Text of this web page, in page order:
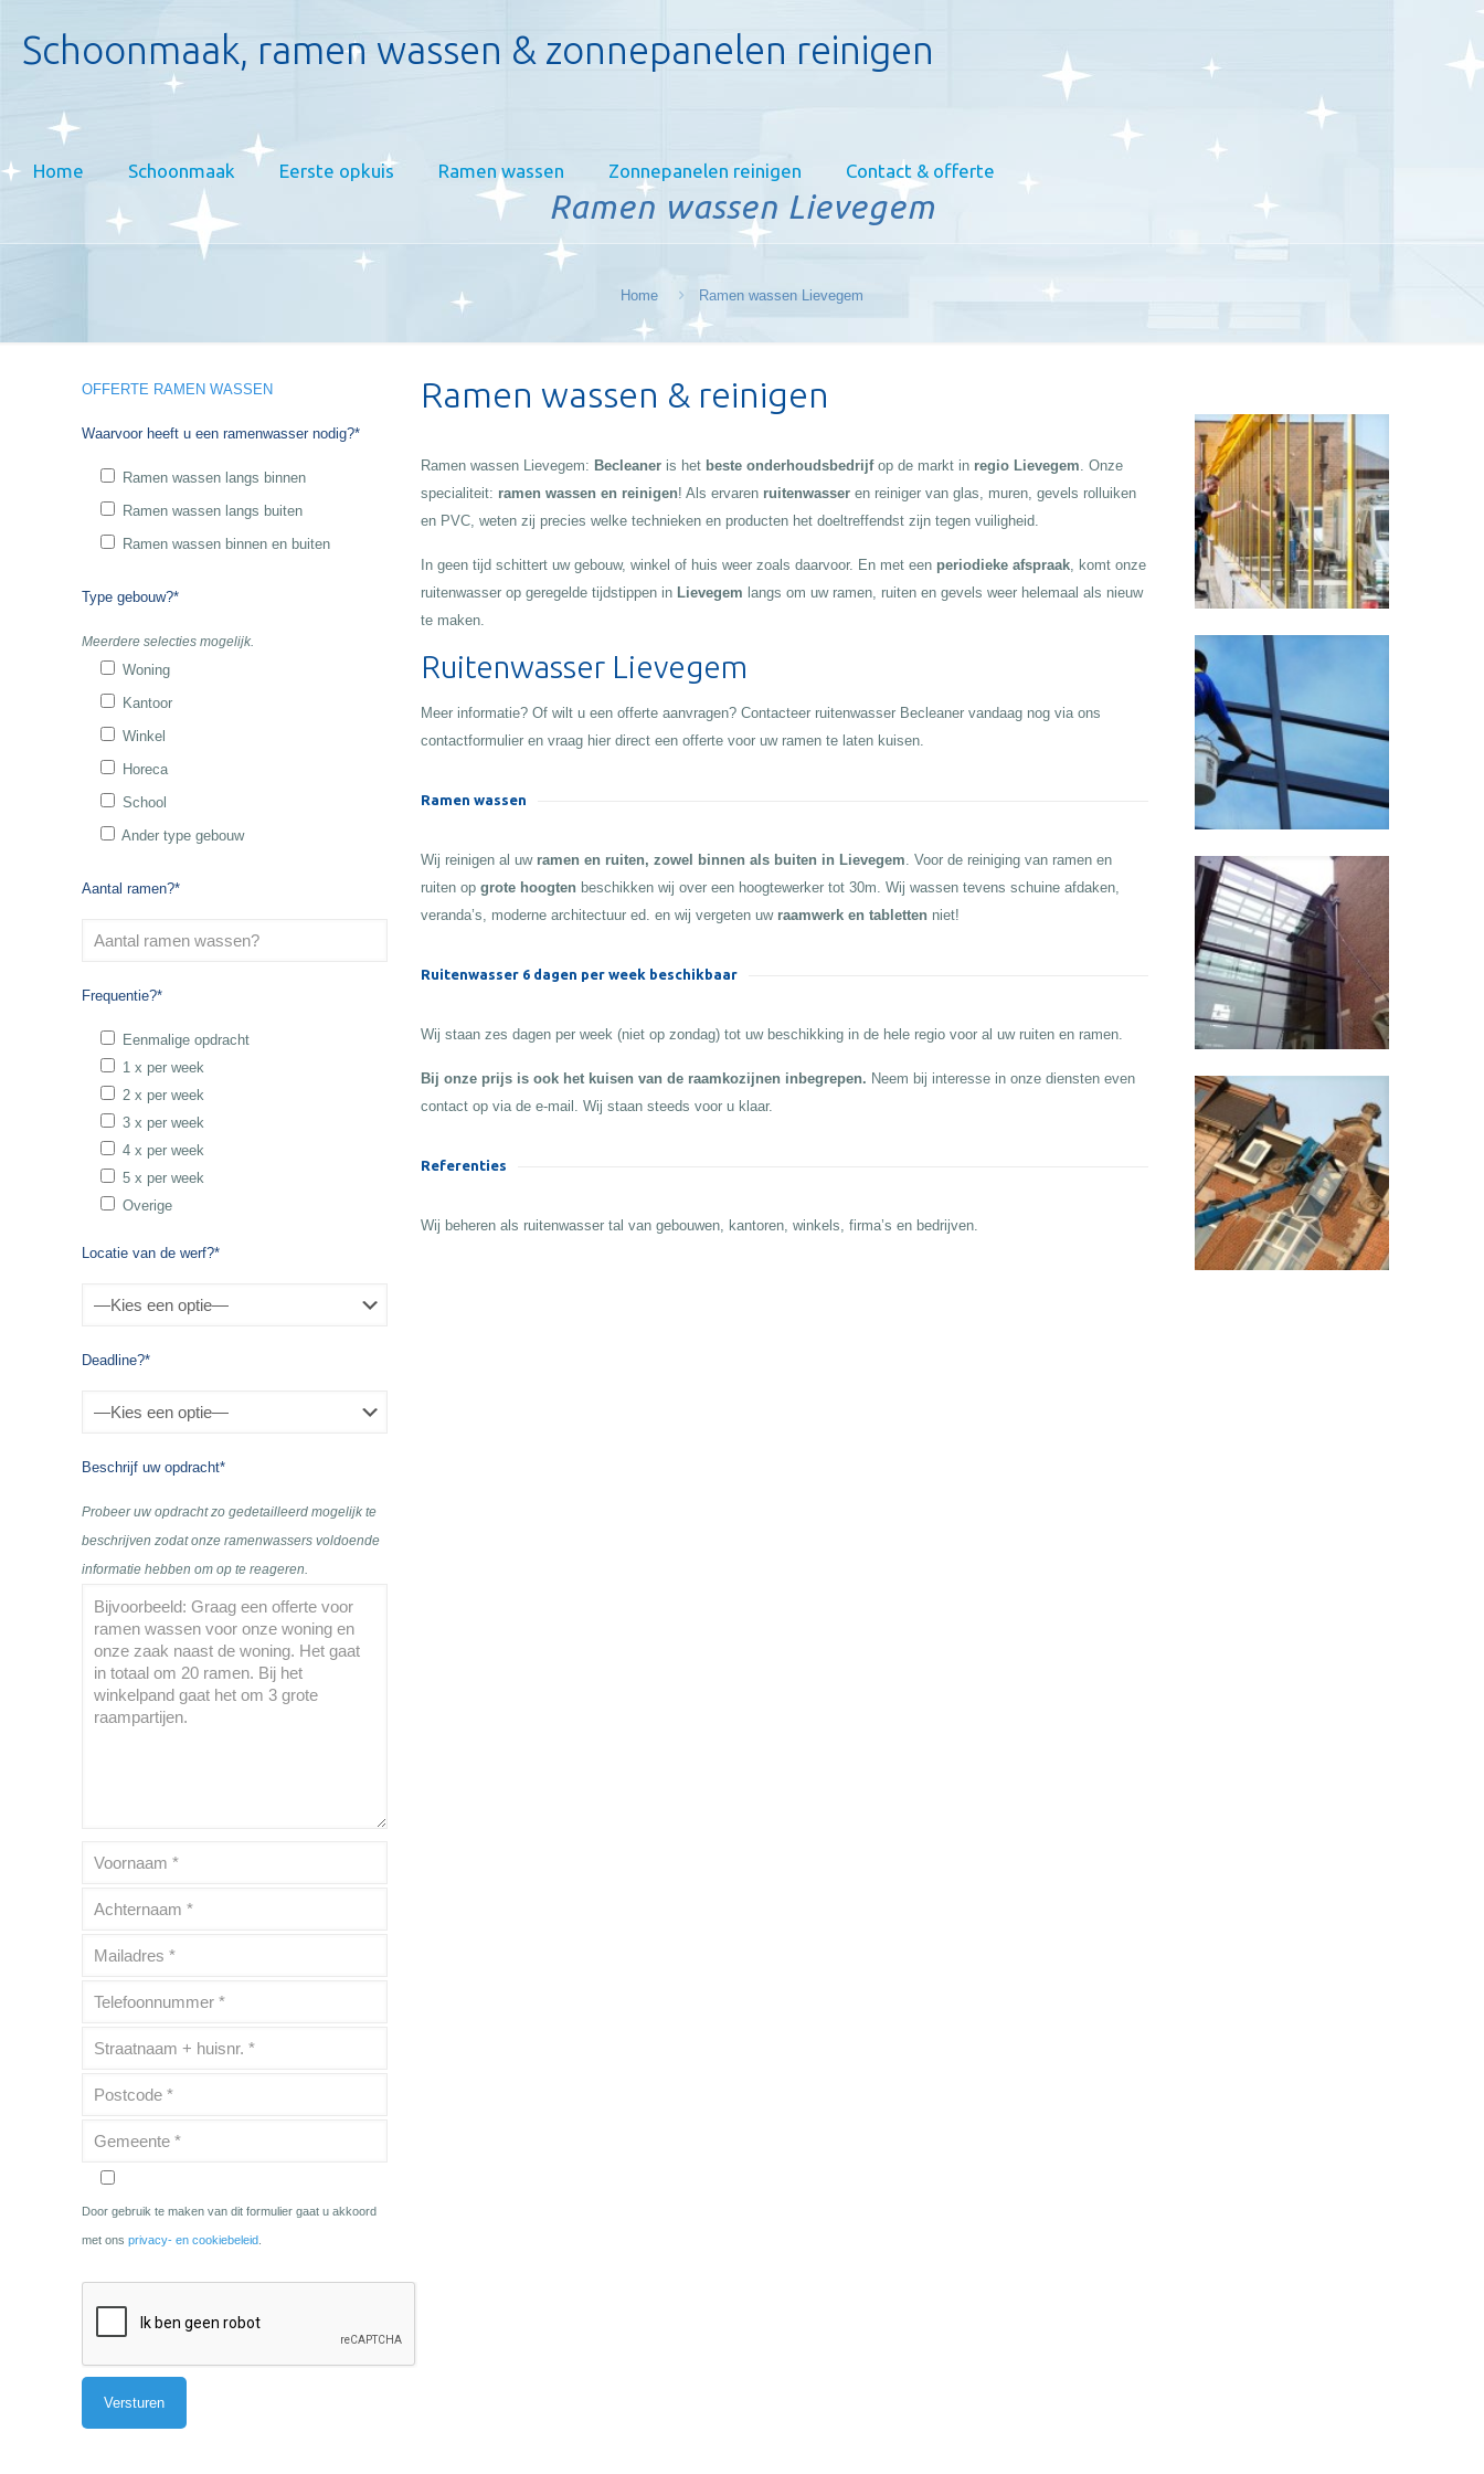
Schoonmaak, ramen wassen & zonnepanelen reinigen
Home Schoonmaak Eerste opkuis Ramen wassen Zonnepanelen reinigen Contact & offerte
Ramen wassen Lievegem
Home Ramen wassen Lievegem
OFFERTE RAMEN WASSEN
Waarvoor heeft u een ramenwasser nodig?*
Ramen wassen langs binnen
Ramen wassen langs buiten
Ramen wassen binnen en buiten
Type gebouw?*
Meerdere selecties mogelijk.
Woning
Kantoor
Winkel
Horeca
School
Ander type gebouw
Aantal ramen?*
Frequentie?*
Eenmalige opdracht
1 x per week
2 x per week
3 x per week
4 x per week
5 x per week
Overige
Locatie van de werf?*
Deadline?*
Beschrijf uw opdracht*
Probeer uw opdracht zo gedetailleerd mogelijk te
beschrijven zodat onze ramenwassers voldoende
informatie hebben om op te reageren.
Door gebruik te maken van dit formulier gaat u akkoord
met onsprivacy- en cookiebeleid
Ramen wassen & reinigen
Ramen wassen Lievegem: Becleaneris het beste onderhoudsbedrijfop de markt in regio Lievegem. Onze
specialiteit: ramen wassen en reinigen! Als ervaren ruitenwasseren reiniger van glas, muren, gevels rolluiken
en PVC, weten zij precies welke technieken en producten het doeltreffendst zijn tegen vuiligheid.
In geen tijd schittert uw gebouw, winkel of huis weer zoals daarvoor. En met een periodieke afspraak, komt onze
ruitenwasser op geregelde tijdstippen in Lievegem langs om uw ramen, ruiten en gevels weer helemaal als nieuw
te maken.
Ruitenwasser Lievegem
Meer informatie? Of wilt u een offerte aanvragen? Contacteer ruitenwasser Becleaner vandaag nog via ons
contactformulier en vraag hier direct een offerte voor uw ramen te laten kuisen.
Ramen wassen
Wij reinigen al uw ramen en ruiten, zowel binnen als buiten in Lievegem. Voor de reiniging van ramen en
ruiten op grote hoogten beschikken wij over een hoogtewerker tot 30m. Wij wassen tevens schuine afdaken,
veranda’s, moderne architectuur ed. en wij vergeten uw raamwerk en tabletten niet!
Ruitenwasser 6 dagen per week beschikbaar
Wij staan zes dagen per week (niet op zondag) tot uw beschikking in de hele regio voor al uw ruiten en ramen.
Bij onze prijs is ook het kuisen van de raamkozijnen inbegrepen. Neem bij interesse in onze diensten even
contact op via de e-mail. Wij staan steeds voor u klaar.
Referenties
Wij beheren als ruitenwasser tal van gebouwen, kantoren, winkels, firma’s en bedrijven.